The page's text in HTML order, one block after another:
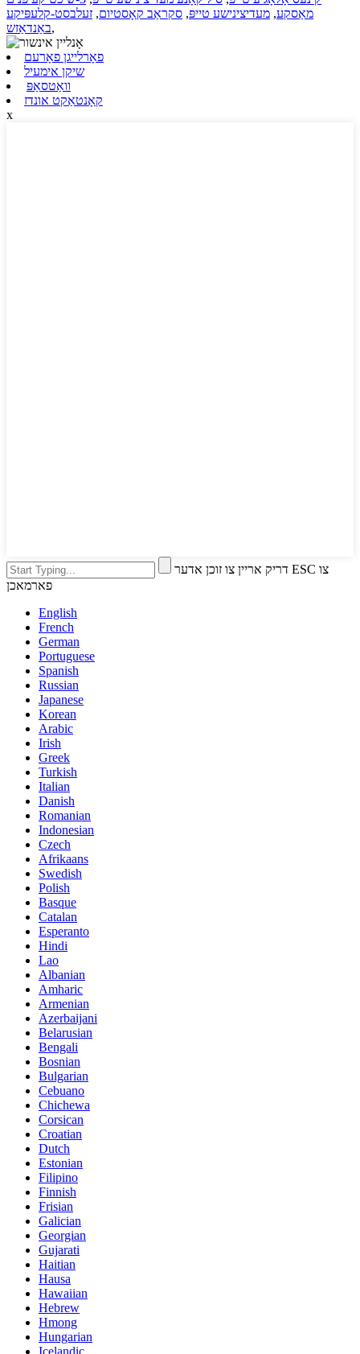
מאַסקע, מעדיצינישע טייפּ, סקראַב קאָסטיום, זעלבסט-קלעפּיקע
באַנדאַזש,
פאָרלייגן פאָרעם
שיקן אימעיל
וואַטסאַפּ
קאָנטאַקט אונדז
x
דריק אריין צו זוכן אדער ESC צו
פארמאכן
English
French
German
Portuguese
Spanish
Russian
Japanese
Korean
Arabic
Irish
Greek
Turkish
Italian
Danish
Romanian
Indonesian
Czech
Afrikaans
Swedish
Polish
Basque
Catalan
Esperanto
Hindi
Lao
Albanian
Amharic
Armenian
Azerbaijani
Belarusian
Bengali
Bosnian
Bulgarian
Cebuano
Chichewa
Corsican
Croatian
Dutch
Estonian
Filipino
Finnish
Frisian
Galician
Georgian
Gujarati
Haitian
Hausa
Hawaiian
Hebrew
Hmong
Hungarian
Icelandic